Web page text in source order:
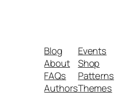
Blog
About
FAQs
Authors
Events
Shop
Patterns
Themes